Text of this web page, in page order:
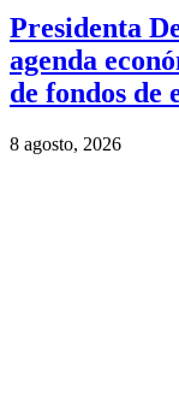
Presidenta
agenda
de fondos de
8 agosto, 2026